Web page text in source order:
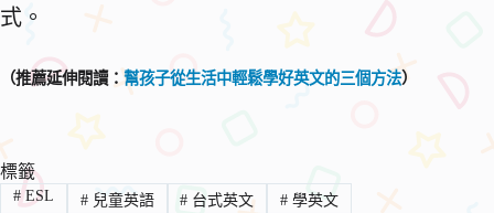
式。
（推薦延伸閱讀： 幫孩子從生活中輕鬆學好英文的三個方法）
標籤
#ESL #兒童英語 # 台式英文 # 學英文